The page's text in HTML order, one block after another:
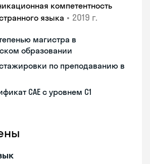
компетентность
языка • 2019 г.
магистра в
образовании
по преподаванию в
САЕ с уровнем С1